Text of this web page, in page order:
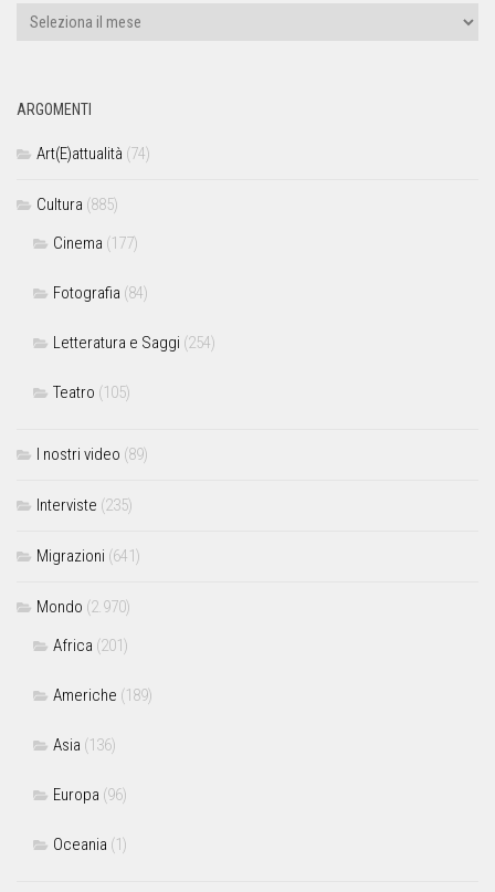
ARGOMENTI
Art(E)attualità (74)
Cultura (885)
Cinema (177)
Fotografia (84)
Letteratura e Saggi (254)
Teatro (105)
I nostri video (89)
Interviste (235)
Migrazioni (641)
Mondo (2.970)
Africa (201)
Americhe (189)
Asia (136)
Europa (96)
Oceania (1)